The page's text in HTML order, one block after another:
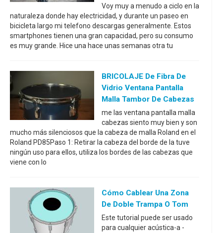
Voy muy a menudo a ciclo en la
naturaleza donde hay electricidad, y durante un paseo en
bicicleta largo mi telefono descargas generalmente. Estos
smartphones tienen una gran capacidad, pero su consumo
es muy grande. Hice una hace unas semanas otra tu
BRICOLAJE De Fibra De
Vidrio Ventana Pantalla
Malla Tambor De Cabezas
me las ventana pantalla malla
cabezas siento muy bien y son
mucho más silenciosos que la cabeza de malla Roland en el
Roland PD85Paso 1: Retirar la cabeza del borde de la tuve
ningún uso para ellos, utiliza los bordes de las cabezas que
viene con lo
Cómo Cablear Una Zona
De Doble Trampa O Tom
Este tutorial puede ser usado
para cualquier acústica-a -